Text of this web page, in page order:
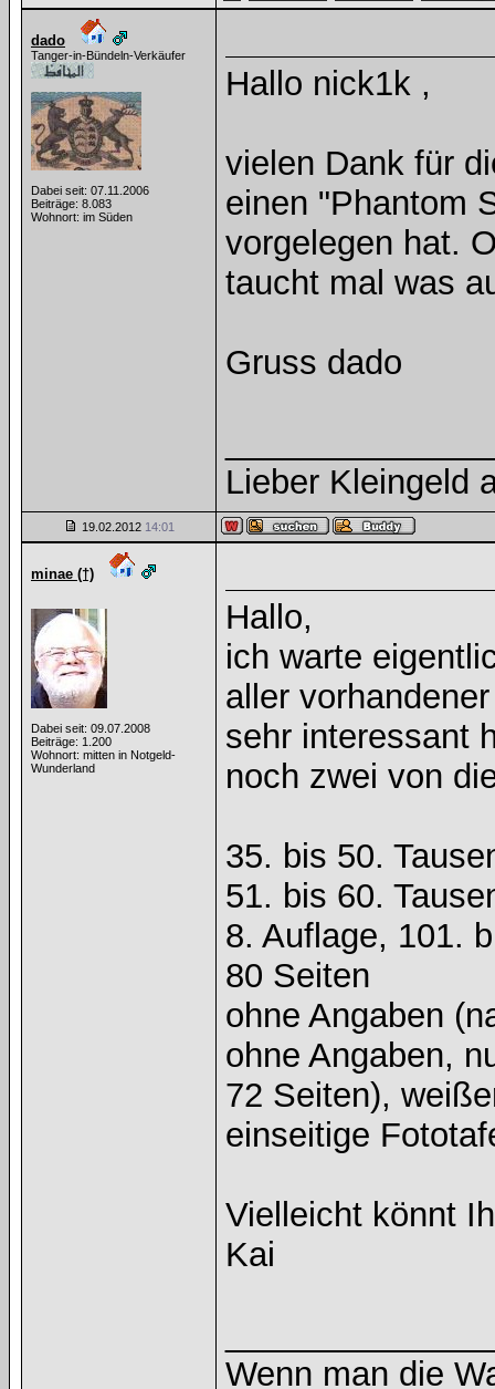
dado
Tanger-in-Bündeln-Verkäufer
Dabei seit: 07.11.2006
Beiträge: 8.083
Wohnort: im Süden
Hallo nick1k ,
vielen Dank für
einen "Phantom
vorgelegen hat.
taucht mal was
Gruss dado
Lieber Kleingeld
19.02.2012 14:01
minae (†)
Dabei seit: 09.07.2008
Beiträge: 1.200
Wohnort: mitten in Notgeld-
Wunderland
Hallo,
ich warte
aller
sehr interessant
noch zwei von
35. bis 50.
51. bis 60.
8. Auflage, 101.
80 Seiten
ohne Angaben
ohne Angaben,
72 Seiten),
einseitige
Vielleicht könnt
Kai
Wenn man die